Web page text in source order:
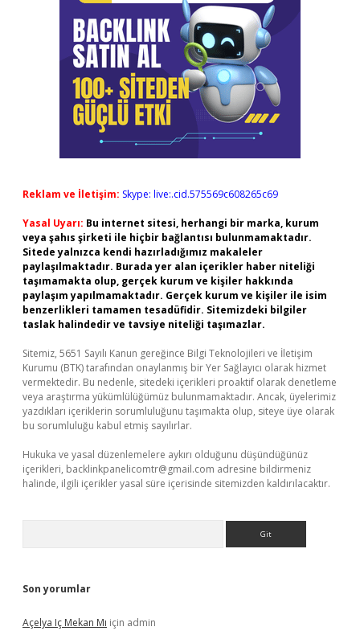
Reklam ve İletişim: Skype: live:.cid.575569c608265c69
Yasal Uyarı: Bu internet sitesi, herhangi bir marka, kurum
veya şahıs şirketi ile hiçbir bağlantısı bulunmamaktadır.
Sitede yalnızca kendi hazırladığımız makaleler
paylaşılmaktadır. Burada yer alan içerikler haber niteliği
taşımamakta olup, gerçek kurum ve kişiler hakkında
paylaşım yapılmamaktadır. Gerçek kurum ve kişiler ile isim
benzerlikleri tamamen tesadüfidir. Sitemizdeki bilgiler
taslak halindedir ve tavsiye niteliği taşımazlar.
Sitemiz, 5651 Sayılı Kanun gereğince Bilgi Teknolojileri ve İletişim
Kurumu (BTK) tarafından onaylanmış bir Yer Sağlayıcı olarak hizmet
vermektedir. Bu nedenle, sitedeki içerikleri proaktif olarak denetleme
veya araştırma yükümlülüğümüz bulunmamaktadır. Ancak, üyelerimiz
yazdıkları içeriklerin sorumluluğunu taşımakta olup, siteye üye olarak
bu sorumluluğu kabul etmiş sayılırlar.
Hukuka ve yasal düzenlemelere aykırı olduğunu düşündüğünüz
içerikleri, backlinkpanelicomtr@gmail.com adresine bildirmeniz
halinde, ilgili içerikler yasal süre içerisinde sitemizden kaldırılacaktır.
Son yorumlar
Açelya Iç Mekan Mı için admin